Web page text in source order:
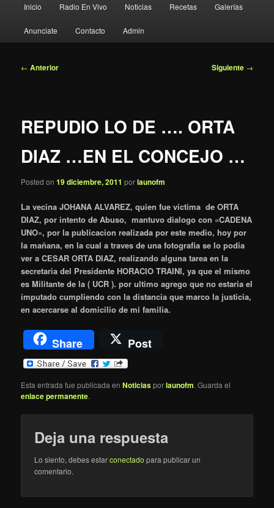
principal
Inicio Radio En Vivo Noticias Recetas Galerías
Anunciate Contacto Admin
Navegación
← Anterior Siguiente →
REPUDIO LO DE …. ORTA
DIAZ …EN EL CONCEJO …
Posted on19 diciembre, 2011 porlaunofm
La vecina JOHANA ALVAREZ, quien fue victima de ORTA
DIAZ, por intento de Abuso, mantuvo dialogo con «CADENA
UNO», por la publicacion realizada por este medio, hoy por
la mañana, en la cual a traves de una fotografia se lo podia
ver a CESAR ORTA DIAZ, realizando alguna tarea en la
secretaria del Presidente HORACIO TRAINI, ya que el mismo
es Militante de la ( UCR ). por ultimo agrego que no estaria el
imputado cumpliendo con la distancia que marco la justicia,
en acercarse al domicilio de mi familia.
Share Post
Esta entrada fue publicada enNoticiasporlaunofm. Guarda el
enlace permanente.
Deja una respuesta
Lo siento, debes estarconectado para publicar un
comentario.